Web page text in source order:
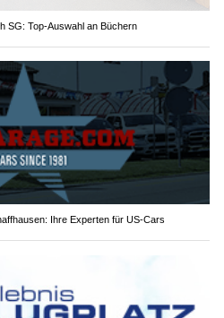
SG: Top-Auswahl an Büchern
Ihre Experten für US-Cars